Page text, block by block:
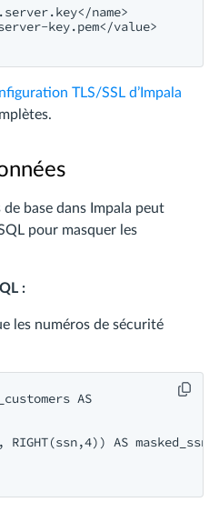
</name>
key.pem</value>
TLS/SSL d’Impala
de base dans Impala peut
pour masquer les
:
les numéros de sécurité
AS
, RIGHT(ssn,4)) AS masked_ssn,